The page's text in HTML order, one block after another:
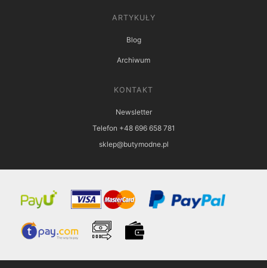
ARTYKUŁY
Blog
Archiwum
KONTAKT
Newsletter
Telefon +48 696 658 781
sklep@butymodne.pl